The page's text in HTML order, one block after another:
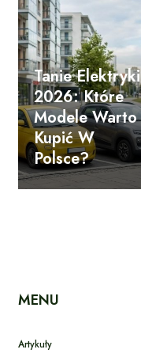
Tanie Elektryki
2026: Które
Modele Warto
Kupić W
Polsce?
MENU
Artykuły